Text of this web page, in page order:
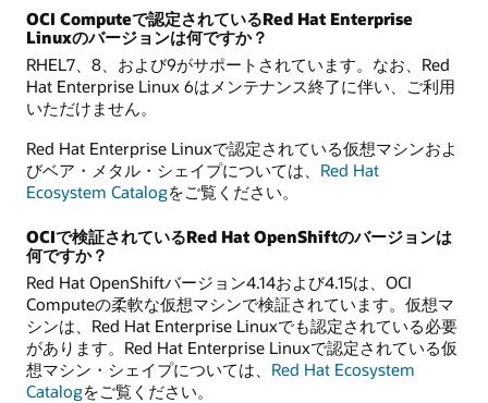
OCI Computeで認定されているRed Hat Enterprise
Linuxのバージョンは何ですか？
RHEL7、8、および9がサポートされています。なお、Red
Hat Enterprise Linux 6はメンテナンス終了に伴い、ご利用
いただけません。
Red Hat Enterprise Linuxで認定されている仮想マシンおよ
びベア・メタル・シェイプについては、 Red Hat
Ecosystem Catalogをご覧ください。
OCIで検証されているRed Hat OpenShiftのバージョンは
何ですか？
Red Hat OpenShiftバージョン4.14および4.15は、OCI
Computeの柔軟な仮想マシンで検証されています。仮想マ
シンは、Red Hat Enterprise Linuxでも認定されている必要
があります。Red Hat Enterprise Linuxで認定されている仮
想マシン・シェイプについては、 Red Hat Ecosystem
Catalogをご覧ください。